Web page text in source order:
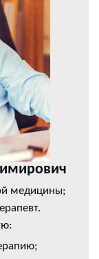
медицины;